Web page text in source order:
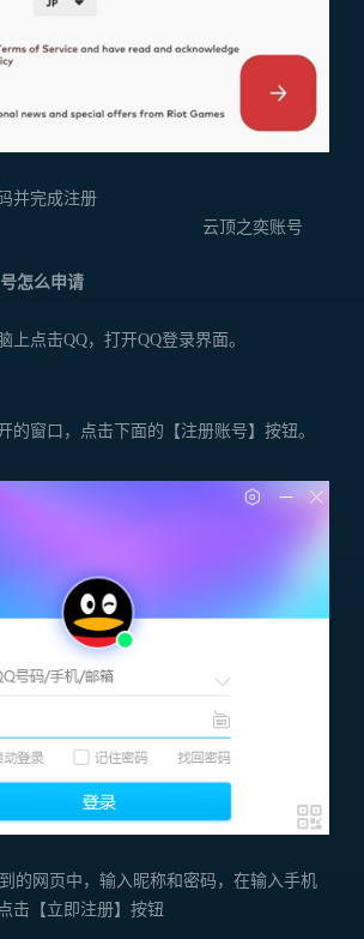
并完成注册
之奕账号
怎么申请
上点击QQ，打开QQ登录界面。
窗口，点击下面的【注册账号】按钮。
网页中，输入昵称和密码，在输入手机
点击【立即注册】按钮